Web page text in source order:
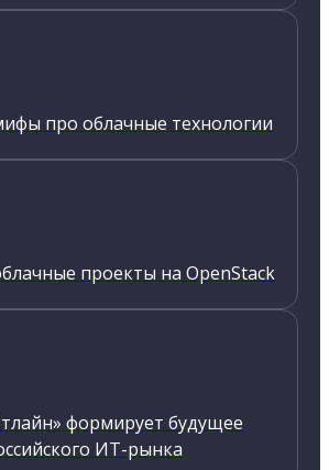
про облачные технологии
проекты на OpenStack
формирует будущее
ИТ-рынка